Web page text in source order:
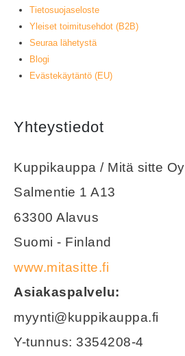
Tietosuojaseloste
Yleiset toimitusehdot (B2B)
Seuraa lähetystä
Blogi
Evästekäytäntö (EU)
Yhteystiedot
Kuppikauppa / Mitä sitte Oy
Salmentie 1 A13
63300 Alavus
Suomi - Finland
www.mitasitte.fi
Asiakaspalvelu:
myynti@kuppikauppa.fi
Y-tunnus: 3354208-4